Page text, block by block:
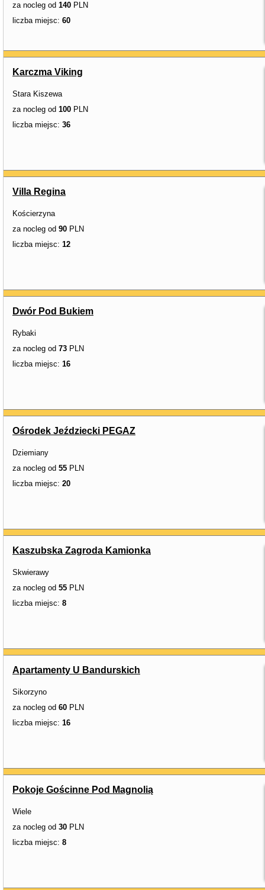
za nocleg od 140 PLN
liczba miejsc: 60
Karczma Viking
Stara Kiszewa
za nocleg od 100 PLN
liczba miejsc: 36
Villa Regina
Kościerzyna
za nocleg od 90 PLN
liczba miejsc: 12
Dwór Pod Bukiem
Rybaki
za nocleg od 73 PLN
liczba miejsc: 16
Ośrodek Jeździecki PEGAZ
Dziemiany
za nocleg od 55 PLN
liczba miejsc: 20
Kaszubska Zagroda Kamionka
Skwierawy
za nocleg od 55 PLN
liczba miejsc: 8
Apartamenty U Bandurskich
Sikorzyno
za nocleg od 60 PLN
liczba miejsc: 16
Pokoje Gościnne Pod Magnolią
Wiele
za nocleg od 30 PLN
liczba miejsc: 8